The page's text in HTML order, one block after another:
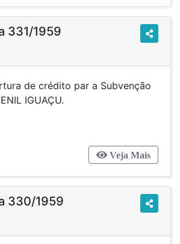
331/1959
de crédito par a Subvenção
JUVENIL IGUAÇU.
Veja Mais
330/1959